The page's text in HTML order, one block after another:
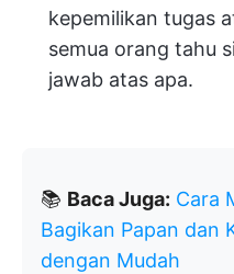
kepemilikan tugas
semua orang tahu
jawab atas apa.
📚 Baca Juga: Cara
Bagikan Papan dan
dengan Mudah